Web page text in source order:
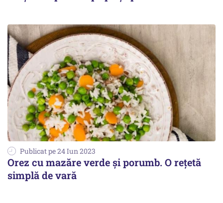
Publicat pe 24 Iun 2023
Orez cu mazăre verde și porumb. O rețetă
simplă de vară